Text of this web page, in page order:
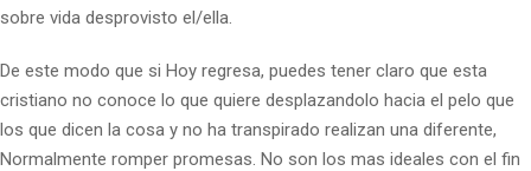
sobre vida desprovisto el/ella.
De este modo que si Hoy regresa, puedes tener claro que esta
cristiano no conoce lo que quiere desplazandolo hacia el pelo que
los que dicen la cosa y no ha transpirado realizan una diferente,
Normalmente romper promesas. No son los mas ideales con el fin